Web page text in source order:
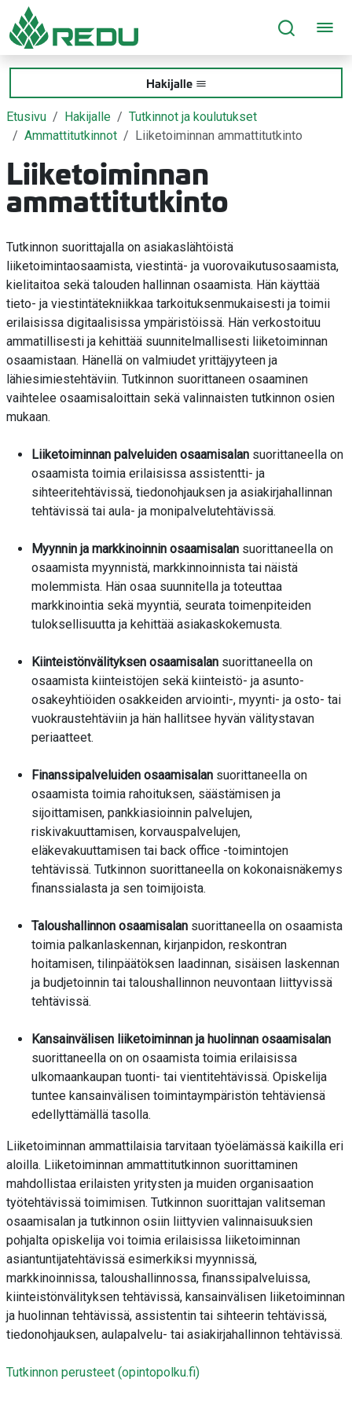
Siirry sivusisältöön
Hakijalle
Etusivu Hakijalle
Tutkinnot ja koulutukset
Ammattitutkinnot
Liiketoiminnan ammattitutkinto
Liiketoiminnan
ammattitutkinto
Tutkinnon suorittajalla on asiakaslähtöistä
liiketoimintaosaamista, viestintä- ja vuorovaikutusosaamista,
kielitaitoa sekä talouden hallinnan osaamista. Hän käyttää
tieto- ja viestintätekniikkaa tarkoituksenmukaisesti ja toimii
erilaisissa digitaalisissa ympäristöissä. Hän verkostoituu
ammatillisesti ja kehittää suunnitelmallisesti liiketoiminnan
osaamistaan. Hänellä on valmiudet yrittäjyyteen ja
lähiesimiestehtäviin. Tutkinnon suorittaneen osaaminen
vaihtelee osaamisaloittain sekä valinnaisten tutkinnon osien
mukaan.
Liiketoiminnan palveluiden osaamisalan suorittaneella on
osaamista toimia erilaisissa assistentti- ja
sihteeritehtävissä, tiedonohjauksen ja asiakirjahallinnan
tehtävissä tai aula- ja monipalvelutehtävissä.
Myynnin ja markkinoinnin osaamisalan suorittaneella on
osaamista myynnistä, markkinnoinnista tai näistä
molemmista. Hän osaa suunnitella ja toteuttaa
markkinointia sekä myyntiä, seurata toimenpiteiden
tuloksellisuutta ja kehittää asiakaskokemusta.
Kiinteistönvälityksen osaamisalan suorittaneella on
osaamista kiinteistöjen sekä kiinteistö- ja asunto-
osakeyhtiöiden osakkeiden arviointi-, myynti- ja osto- tai
vuokraustehtäviin ja hän hallitsee hyvän välitystavan
periaatteet.
Finanssipalveluiden osaamisalan suorittaneella on
osaamista toimia rahoituksen, säästämisen ja
sijoittamisen, pankkiasioinnin palvelujen,
riskivakuuttamisen, korvauspalvelujen,
eläkevakuuttamisen tai back office -toimintojen
tehtävissä. Tutkinnon suorittaneella on kokonaisnäkemys
finanssialasta ja sen toimijoista.
Taloushallinnon osaamisalan suorittaneella on osaamista
toimia palkanlaskennan, kirjanpidon, reskontran
hoitamisen, tilinpäätöksen laadinnan, sisäisen laskennan
ja budjetoinnin tai taloushallinnon neuvontaan liittyvissä
tehtävissä.
Kansainvälisen liiketoiminnan ja huolinnan osaamisalan
suorittaneella on on osaamista toimia erilaisissa
ulkomaankaupan tuonti- tai vientitehtävissä. Opiskelija
tuntee kansainvälisen toimintaympäristön tehtäviensä
edellyttämällä tasolla.
Liiketoiminnan ammattilaisia tarvitaan työelämässä kaikilla eri
aloilla. Liiketoiminnan ammattitutkinnon suorittaminen
mahdollistaa erilaisten yritysten ja muiden organisaation
työtehtävissä toimimisen. Tutkinnon suorittajan valitseman
osaamisalan ja tutkinnon osiin liittyvien valinnaisuuksien
pohjalta opiskelija voi toimia erilaisissa liiketoiminnan
asiantuntijatehtävissä esimerkiksi myynnissä,
markkinoinnissa, taloushallinnossa, finanssipalveluissa,
kiinteistönvälityksen tehtävissä, kansainvälisen liiketoiminnan
ja huolinnan tehtävissä, assistentin tai sihteerin tehtävissä,
tiedonohjauksen, aulapalvelu- tai asiakirjahallinnon tehtävissä.
Tutkinnon perusteet (opintopolku.fi)